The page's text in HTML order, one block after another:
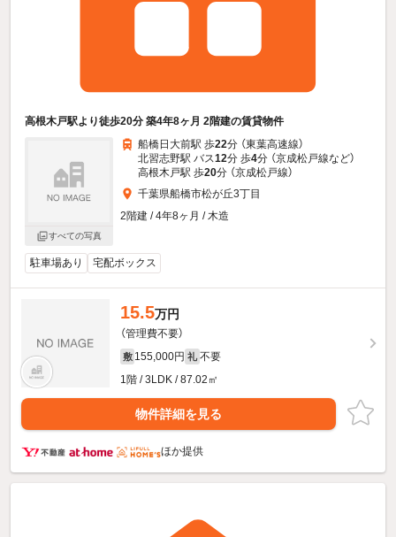
高根木戸駅より徒歩20分 築4年8ヶ月 2階建の賃貸物件
すべての写真
船橋日大前駅 歩22分 （東葉高速線）
北習志野駅 バス12分 歩4分 （京成松戸線など）
高根木戸駅 歩20分 （京成松戸線）
千葉県船橋市松が丘3丁目
2階建 / 4年8ヶ月 / 木造
駐車場あり 宅配ボックス
15.5万円
（管理費不要）
敷 155,000円 礼 不要
1階 / 3LDK / 87.02㎡
物件詳細を見る
ほか提供